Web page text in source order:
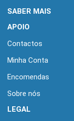
SABER MAIS
APOIO
Contactos
Minha Conta
Encomendas
Sobre nós
LEGAL